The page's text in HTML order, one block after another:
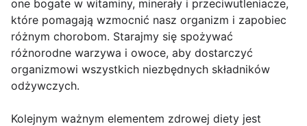
one bogate w witaminy, minerały i przeciwutleniacze,
które pomagają wzmocnić nasz organizm i zapobiec
różnym chorobom. Starajmy się spożywać
różnorodne warzywa i owoce, aby dostarczyć
organizmowi wszystkich niezbędnych składników
odżywczych.
Kolejnym ważnym elementem zdrowej diety jest